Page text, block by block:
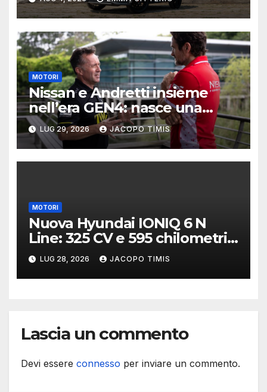
MOTORI
Nissan e Andretti insieme
nell’era GEN4: nasce una
delle alleanze più ambiziose
della Formula E
LUG 29, 2026 JACOPO TIMIS
MOTORI
Nuova Hyundai IONIQ 6 N
Line: 325 CV e 595 chilometri
di autonomia
LUG 28, 2026 JACOPO TIMIS
Lascia un commento
Devi essere connesso per inviare un commento.